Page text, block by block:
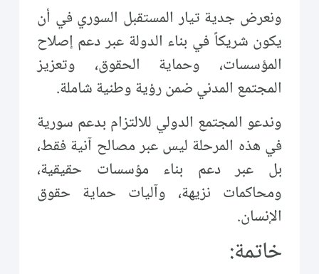
ونعرض جدية تيار المستقبل السوري في أن
يكون شريكاً في بناء الدولة عبر دعم إصلاح
المؤسسات، وحماية الحقوق، وتعزيز
المجتمع المدني ضمن رؤية وطنية شاملة.
وندعو المجتمع الدولي للالتزام بدعم سورية
في هذه المرحلة ليس عبر مصالح آنية فقط،
بل عبر دعم بناء مؤسسات حقيقية،
ومحاكمات نزيهة، وآليات حماية حقوق
الإنسان.
خاتمة: